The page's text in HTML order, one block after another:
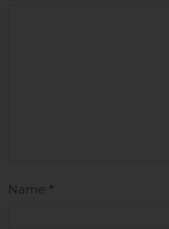
Name *